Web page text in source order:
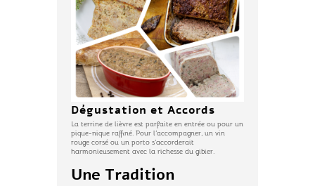
Dégustation et Accords
La terrine de lièvre est parfaite en entrée ou pour un
pique-nique raffiné. Pour l’accompagner, un vin
rouge corsé ou un porto s’accorderait
harmonieusement avec la richesse du gibier.
Une Tradition